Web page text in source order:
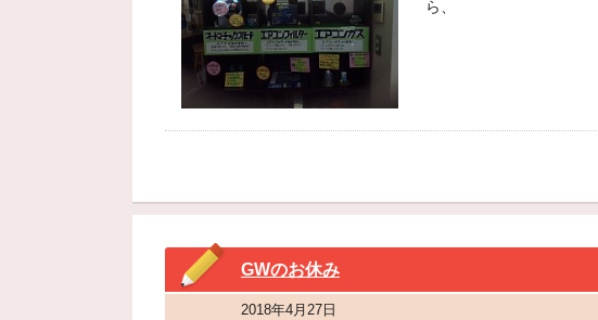
ら、
GWのお休み
2018年4月27日